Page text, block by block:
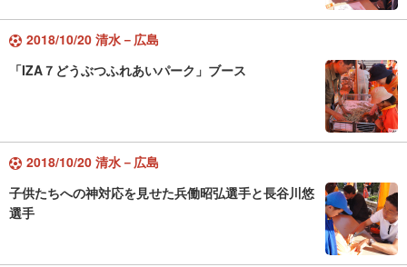
2018/10/20 清水－広島
「IZA７どうぶつふれあいパーク」ブース
2018/10/20 清水－広島
子供たちへの神対応を見せた兵働昭弘選手と長谷川悠
選手